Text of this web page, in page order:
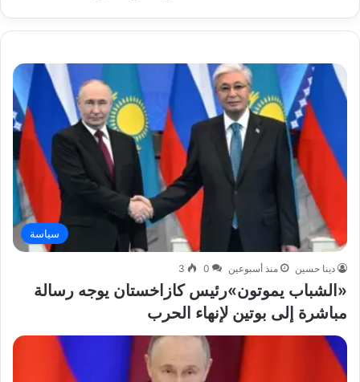
سياسة
دينا حسين منذ أسبوعين 0
3
«الشباب يموتون»رئيس كازاخستان يوجه رسالة
مباشرة إلى بوتين لإنهاء الحرب